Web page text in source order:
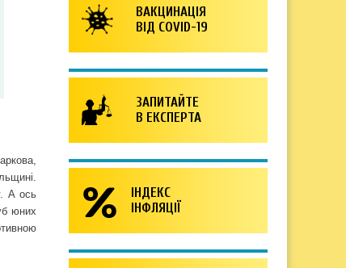
А ось
юних
ВАКЦИНАЦІЯ
ВІД COVID-19
ЗАПИТАЙТЕ
В ЕКСПЕРТА
ІНДЕКС
ІНФЛЯЦІЇ